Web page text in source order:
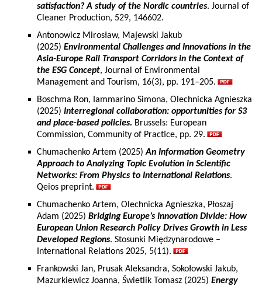
satisfaction? A study of the Nordic countries. Journal of
Cleaner Production, 529, 146602.
Antonowicz Mirosław, Majewski Jakub
(2025) Environmental Challenges and Innovations in the
Asia-Europe Rail Transport Corridors in the Context of
the ESG Concept, Journal of Environmental
Management and Tourism, 16(3), pp. 191–205.
Boschma Ron, Iammarino Simona, Olechnicka Agnieszka
(2025) Interregional collaboration: opportunities for S3
and place-based policies. Brussels: European
Commission, Community of Practice, pp. 29.
Chumachenko Artem (2025)An Information Geometry
Approach to Analyzing Topic Evolution in Scientific
Networks: From Physics to International Relations.
Qeios preprint.
Chumachenko Artem, Olechnicka Agnieszka, Płoszaj
Adam (2025) Bridging Europe’s Innovation Divide: How
European Union Research Policy Drives Growth in Less
Developed Regions. Stosunki Międzynarodowe –
International Relations 2025, 5(11).
Frankowski Jan, Prusak Aleksandra, Sokołowski Jakub,
Mazurkiewicz Joanna, Świetlik Tomasz (2025) Energy